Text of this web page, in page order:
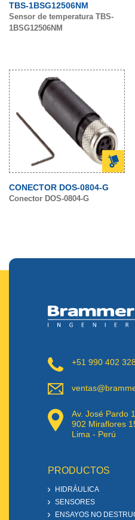
TBS-1BSG12506NM
Sensor de temperatura TBS-
1BSG12506NM
CONECTOR DOS-0804-G
Conector DOS-0804-G
+51 990 402 328
Av. José Pardo
902 Miraflores
Lima - Perú
PRODUCTOS
HIDRÁULICA
SENSORES
ENSAYOS NO